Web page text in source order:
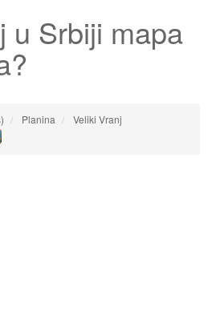
u Srbiji mapa
Planina
Veliki Vranj